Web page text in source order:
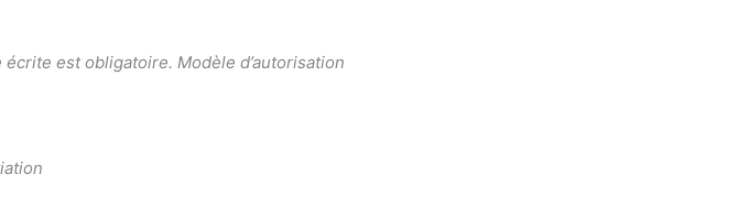
est obligatoire. Modèle d’autorisation